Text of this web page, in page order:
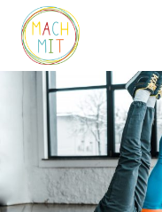
Zum
Inhalt
springen